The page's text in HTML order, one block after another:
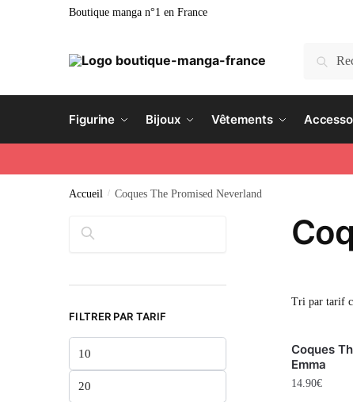
Boutique manga n°1 en France
Figurine Bijoux Vêtements
Accueil / Coques The Promised Neverland
Coques
Emma
14.90€
Rechercher
FILTRER PAR TARIF